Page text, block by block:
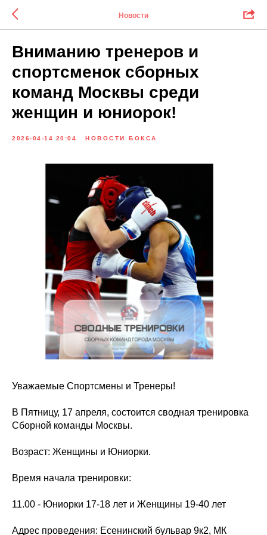
Новости
Вниманию тренеров и
спортсменок сборных
команд Москвы среди
женщин и юниорок!
2026-04-14 20:04 НОВОСТИ БОКСА
Уважаемые Спортсмены и Тренеры!
В Пятницу, 17 апреля, состоится сводная тренировка
Сборной команды Москвы.
Возраст: Женщины и Юниорки.
Время начала тренировки:
11.00 - Юниорки 17-18 лет и Женщины 19-40 лет
Адрес проведения: Есенинский бульвар 9к2, МК